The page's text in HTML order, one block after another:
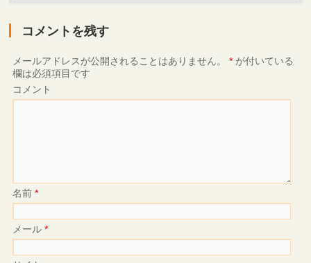
コメントを残す
メールアドレスが公開されることはありません。 * が付いている
欄は必須項目です
コメント
名前*
メール*